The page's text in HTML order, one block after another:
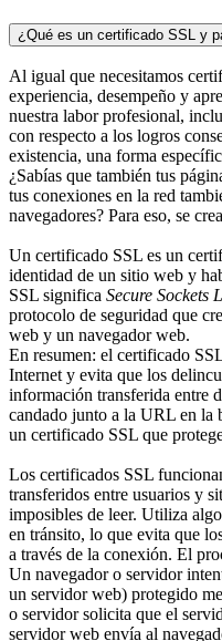
¿Qué es un certificado SSL y
Al igual que necesitamos
experiencia, desempeño y
nuestra labor profesional,
con respecto a los logros
existencia, una forma
¿Sabías que también tus
tus conexiones en la red
navegadores? Para eso, se
Un certificado SSL es un
identidad de un sitio web y
SSL significa Secure Sockets
protocolo de seguridad que
web y un navegador web.
En resumen: el certificado
Internet y evita que los
información transferida entre
candado junto a la URL en la
un certificado SSL que
Los certificados SSL
transferidos entre usuarios y
imposibles de leer. Utiliza
en tránsito, lo que evita que
a través de la conexión. El
Un navegador o servidor
un servidor web) protegido
o servidor solicita que el
servidor web envía al